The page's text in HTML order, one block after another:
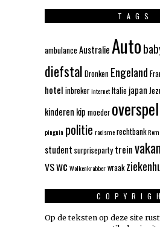
TAGS
ambulance AustralieAuto
diefstal Dronken Engeland
hotel inbrekerinternetItalie japan
kinderen kip moeder overspel
pinguin politie racismerechtbank
student surpriseparty trein
VSwc Wolkenkrabberwraak
Op de teksten op deze site